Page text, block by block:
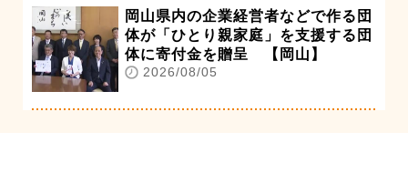
岡山県内の企業経営者などで作る団
体が「ひとり親家庭」を支援する団
体に寄付金を贈呈 【岡山】
2026/08/05